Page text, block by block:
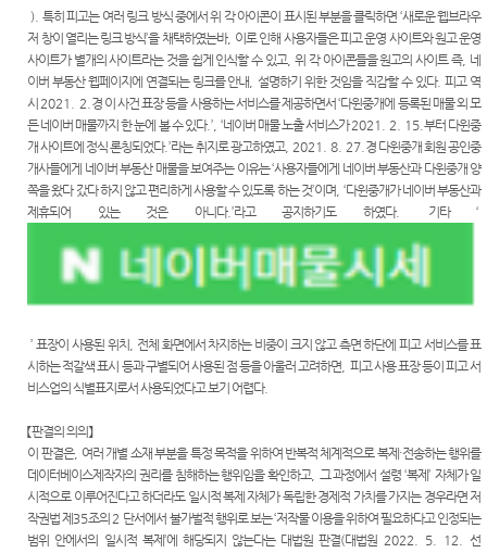
).특히 피고는 여러 링크 방식 중에서 위 각 아이콘이 표시된 부분을 클릭하면 ‘새로운 웹브라우
저 창이 열리는 링크 방식’을 채택하였는바, 이로 인해 사용자들은 피고 운영 사이트와 원고 운영
사이트가 별개의 사이트라는 것을 쉽게 인식할 수 있고,위 각 아이콘들을 원고의 사이트 즉, 네
이버 부동산 웹페이지에 연결되는 링크를 안내
설명하기 위한 것임을 직감할 수 있다.피고 역
시 2021. 2. 경 이 사건 표장 등을 사용하는 서비스를 제공하면서‘다윈중개에 등록된 매물 외 모
든 네이버 매물까지 한 눈에 볼 수 있다.’, ‘네이버 매물 노출 서비스가2021. 2. 15.부터 다윈중
개 사이트에 정식 론칭되었다.’라는 취지로 광고하였고, 2021. 8. 27. 경 다윈중개 회원 공인중
개사들에게 네이버 부동산 매물을 보여주는 이유는‘사용자들에게 네이버 부동산과 다윈중개 양
쪽을 왔다 갔다 하지 않고 편리하게 사용할 수 있도록 하는 것’이며, ‘다윈중개가 네이버 부동산과
제휴되어 있는 것은 아니다.’라고 공지하기도 하였다. 기타‘
’표장이 사용된 위치
전체 화면에서 차지하는 비중이 크지 않고 측면 하단에 피고 서비스를 표
시하는 적갈색 표시 등과 구별되어 사용된 점 등을 아울러 고려하면 피고 사용 표장 등이 피고 서
비스업의 식별표지로서 사용되었다고 보기 어렵다.
【판결의 의의】
이 판결은, 여러 개별 소재 부분을 특정 목적을 위하여 반복적 체계적으로 복제 ·전송하는 행위를
데이터베이스제작자의 권리를 침해하는 행위임을 확인하고, 그 과정에서 설령 ‘복제’ 자체가 일
시적으로 이루어진다고 하더라도 일시적 복제 자체가 독립한 경제적 가치를 가지는 경우라면 저
작권법 제 35조의 2 단서에서 불가벌적 행위로 보는‘저작물 이용을 위하여 필요하다고 인정되는
범위 안에서의 일시적 복제’에 해당되지 않는다는 대법원 판결(대법원 2022. 5. 12.선